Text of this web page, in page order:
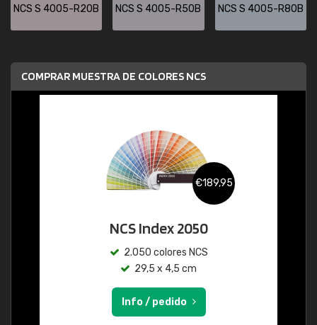
NCS S 4005-R20B NCS S 4005-R50B NCS S 4005-R80B
COMPRAR MUESTRA DE COLORES NCS
€189,95
NCS Index 2050
2.050 colores NCS
29,5 x 4,5 cm
Info / pedido